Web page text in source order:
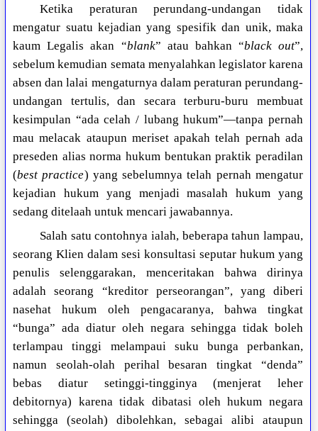
Ketika peraturan perundang-undangan tidak
mengatur suatu kejadian yang spesifik dan unik, maka
kaum Legalis akan “blank” atau bahkan “black out”,
sebelum kemudian semata menyalahkan legislator karena
absen dan lalai mengaturnya dalam peraturan perundang-
undangan tertulis, dan secara terburu-buru membuat
kesimpulan “ada celah / lubang hukum”—tanpa pernah
mau melacak ataupun meriset apakah telah pernah ada
preseden alias norma hukum bentukan praktik peradilan
(best practice) yang sebelumnya telah pernah mengatur
kejadian hukum yang menjadi masalah hukum yang
sedang ditelaah untuk mencari jawabannya.
Salah satu contohnya ialah, beberapa tahun lampau,
seorang Klien dalam sesi konsultasi seputar hukum yang
penulis selenggarakan, menceritakan bahwa dirinya
adalah seorang “kreditor perseorangan”, yang diberi
nasehat hukum oleh pengacaranya, bahwa tingkat
“bunga” ada diatur oleh negara sehingga tidak boleh
terlampau tinggi melampaui suku bunga perbankan,
namun seolah-olah perihal besaran tingkat “denda”
bebas diatur setinggi-tingginya (menjerat leher
debitornya) karena tidak dibatasi oleh hukum negara
sehingga (seolah) dibolehkan, sebagai alibi ataupun